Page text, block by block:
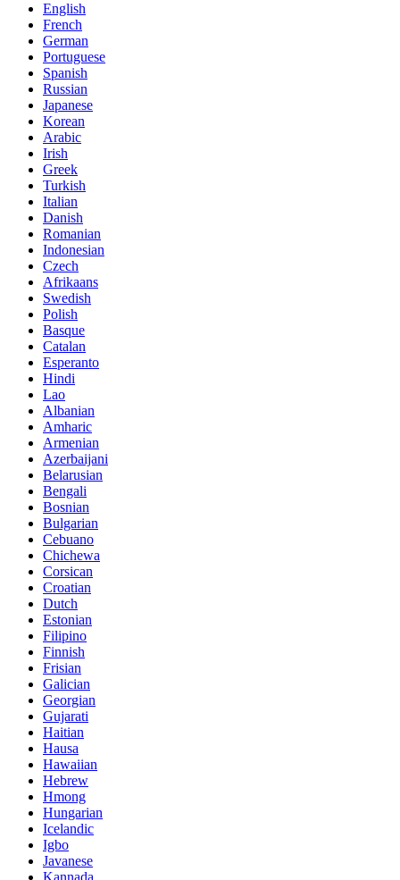
English
French
German
Portuguese
Spanish
Russian
Japanese
Korean
Arabic
Irish
Greek
Turkish
Italian
Danish
Romanian
Indonesian
Czech
Afrikaans
Swedish
Polish
Basque
Catalan
Esperanto
Hindi
Lao
Albanian
Amharic
Armenian
Azerbaijani
Belarusian
Bengali
Bosnian
Bulgarian
Cebuano
Chichewa
Corsican
Croatian
Dutch
Estonian
Filipino
Finnish
Frisian
Galician
Georgian
Gujarati
Haitian
Hausa
Hawaiian
Hebrew
Hmong
Hungarian
Icelandic
Igbo
Javanese